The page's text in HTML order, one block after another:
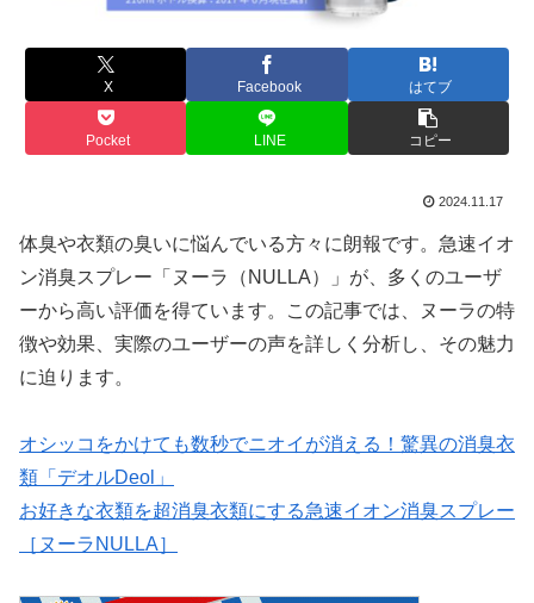
X Facebook はてブ
Pocket LINE コピー
2024.11.17
体臭や衣類の臭いに悩んでいる方々に朗報です。急速イオ
ン消臭スプレー「ヌーラ（NULLA）」が、多くのユーザ
ーから高い評価を得ています。この記事では、ヌーラの特
徴や効果、実際のユーザーの声を詳しく分析し、その魅力
に迫ります。
オシッコをかけても数秒でニオイが消える！驚異の消臭衣
類「デオルDeol」
お好きな衣類を超消臭衣類にする急速イオン消臭スプレー
［ヌーラNULLA］